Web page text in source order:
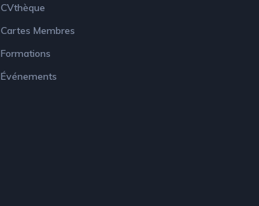
CVthèque
Cartes Membres
Formations
Événements